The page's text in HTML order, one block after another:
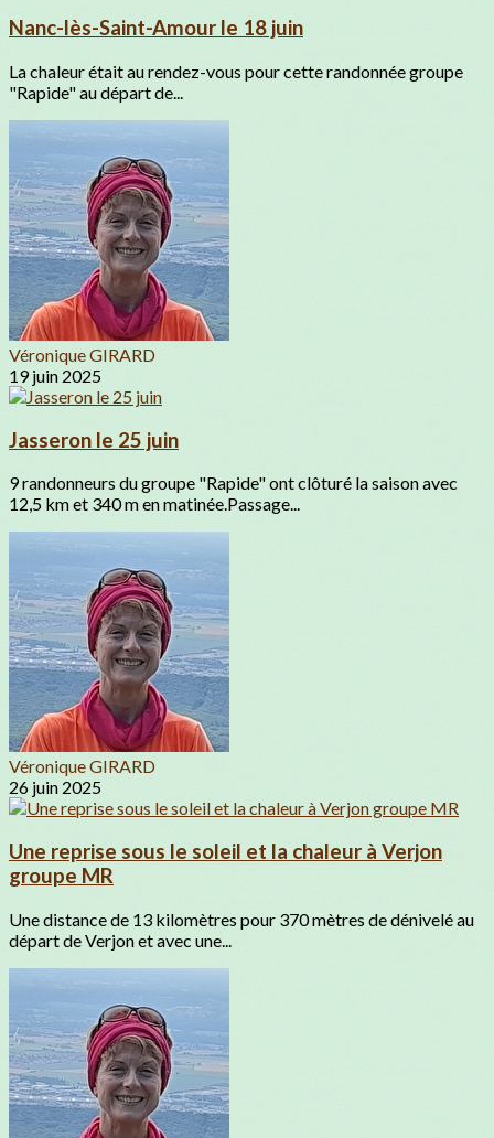
Nanc-lès-Saint-Amour le 18 juin
La chaleur était au rendez-vous pour cette randonnée groupe
"Rapide" au départ de...
Véronique GIRARD
19 juin 2025
Jasseron le 25 juin
9 randonneurs du groupe "Rapide" ont clôturé la saison avec
12,5 km et 340 m en matinée.Passage...
Véronique GIRARD
26 juin 2025
Une reprise sous le soleil et la chaleur à Verjon
groupe MR
Une distance de 13 kilomètres pour 370 mètres de dénivelé au
départ de Verjon et avec une...